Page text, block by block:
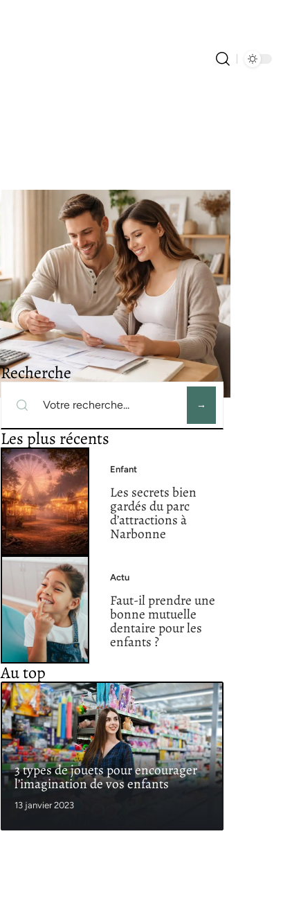
Recherche
Les plus récents
Enfant
Les secrets bien
gardés du parc
d’attractions à
Narbonne
Actu
Faut-il prendre une
bonne mutuelle
dentaire pour les
enfants ?
Au top
3 types de jouets pour encourager
l’imagination de vos enfants
13 janvier 2023